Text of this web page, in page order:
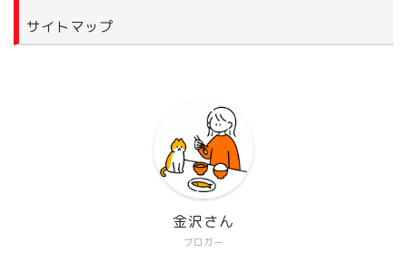
サイトマップ
ブロガー
金沢さん